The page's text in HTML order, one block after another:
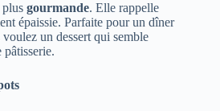
plus gourmande. Elle rappelle
épaissie. Parfaite pour un dîner
un dessert qui semble